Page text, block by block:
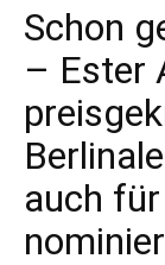
Schon
– Ester
auch